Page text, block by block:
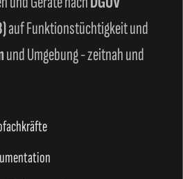
auf Funktionstüchtigkeit und
und Umgebung - zeitnah und